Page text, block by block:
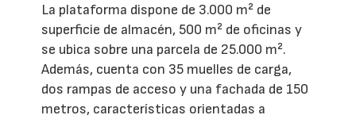
La plataforma dispone de 3.000 m² de
superficie de almacén, 500 m² de oficinas y
se ubica sobre una parcela de 25.000 m².
Además, cuenta con 35 muelles de carga,
dos rampas de acceso y una fachada de 150
metros, características orientadas a